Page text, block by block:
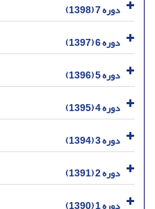
دوره 7 (1398)
دوره 6 (1397)
دوره 5 (1396)
دوره 4 (1395)
دوره 3 (1394)
دوره 2 (1391)